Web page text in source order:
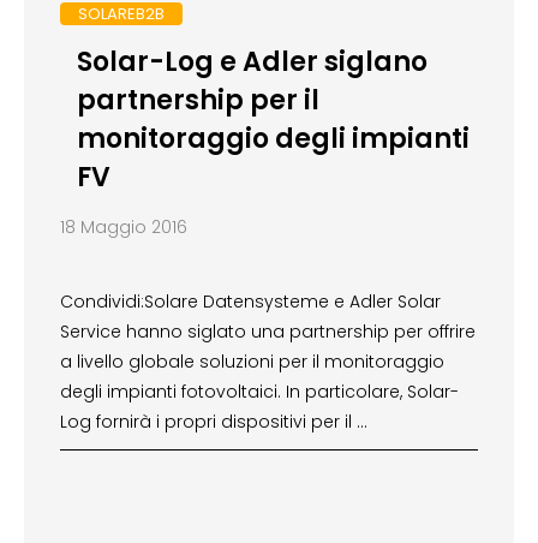
SOLAREB2B
Solar-Log e Adler siglano
partnership per il
monitoraggio degli impianti
FV
18 Maggio 2016
Condividi:Solare Datensysteme e Adler Solar
Service hanno siglato una partnership per offrire
a livello globale soluzioni per il monitoraggio
degli impianti fotovoltaici. In particolare, Solar-
Log fornirà i propri dispositivi per il …